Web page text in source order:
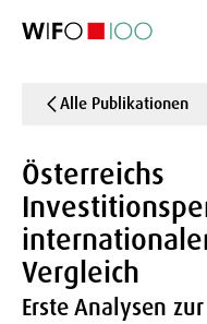
Alle Publikationen
Österreichs
Vergleich
Erste Analysen zur